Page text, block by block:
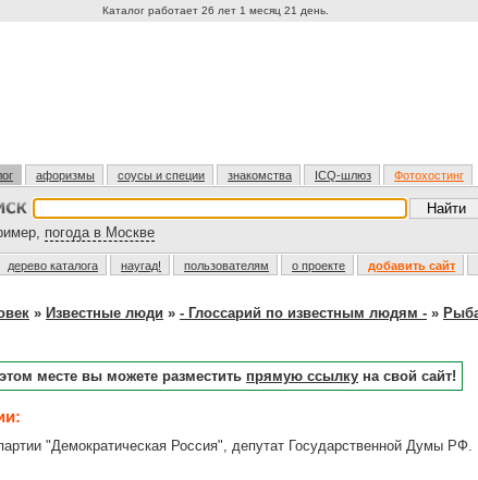
Каталог работает 26 лет 1 месяц 21 день.
афоризмы соусы и специи знакомства ICQ-шлюз Фотохостинг
погода в Москве
дерево каталога наугад! пользователям о проекте добавить сайт
» Известные люди » - Глоссарий по известным людям - »
месте вы можете разместить прямую ссылку на свой сайт!
"Демократическая Россия", депутат Государственной Думы РФ.